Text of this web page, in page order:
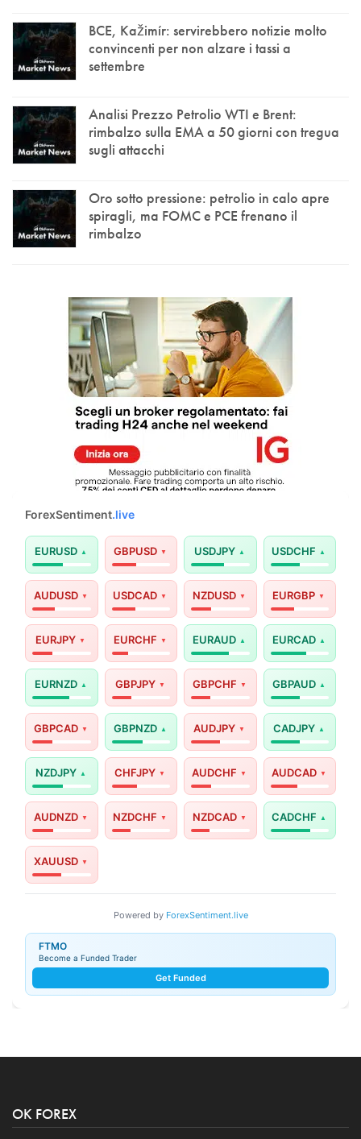
BCE, Kažimír: servirebbero notizie molto
convincenti per non alzare i tassi a
settembre
Analisi Prezzo Petrolio WTI e Brent:
rimbalzo sulla EMA a 50 giorni con tregua
sugli attacchi
Oro sotto pressione: petrolio in calo apre
spiragli, ma FOMC e PCE frenano il
rimbalzo
ForexSentiment.live
EURUSD GBPUSD USDJPY USDCHF
AUDUSD USDCAD NZDUSD EURGBP
EURJPY EURCHF EURAUD EURCAD
EURNZD GBPJPY GBPCHF GBPAUD
GBPCAD GBPNZD AUDJPY CADJPY
NZDJPY CHFJPY AUDCHF AUDCAD
AUDNZD NZDCHF NZDCAD CADCHF
XAUUSD
Powered by ForexSentiment.live
FTMO
Become a Funded Trader
Get Funded
OK FOREX